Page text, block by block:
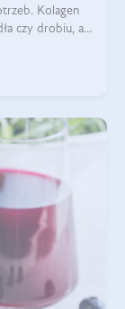
Kolagen
czy drobiu, a